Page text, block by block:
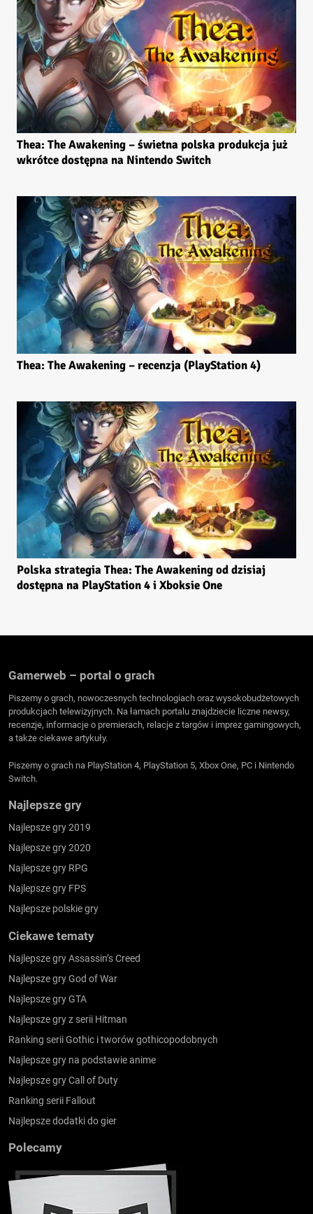
Thea: The Awakening – świetna polska produkcja już
wkrótce dostępna na Nintendo Switch
Thea: The Awakening – recenzja (PlayStation 4)
Polska strategia Thea: The Awakening od dzisiaj
dostępna na PlayStation 4 i Xboksie One
Gamerweb – portal o grach
Piszemy o grach, nowoczesnych technologiach oraz wysokobudżetowych
produkcjach telewizyjnych. Na łamach portalu znajdziecie liczne newsy,
recenzje, informacje o premierach, relacje z targów i imprez gamingowych,
a także ciekawe artykuły.
Piszemy o grach na PlayStation 4, PlayStation 5, Xbox One, PC i Nintendo
Switch.
Najlepsze gry
Najlepsze gry 2019
Najlepsze gry 2020
Najlepsze gry RPG
Najlepsze gry FPS
Najlepsze polskie gry
Ciekawe tematy
Najlepsze gry Assassin’s Creed
Najlepsze gry God of War
Najlepsze gry GTA
Najlepsze gry z serii Hitman
Ranking serii Gothic i tworów gothicopodobnych
Najlepsze gry na podstawie anime
Najlepsze gry Call of Duty
Ranking serii Fallout
Najlepsze dodatki do gier
Polecamy